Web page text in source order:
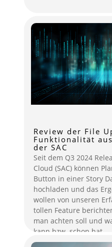
Review der File
Funktionalität
der SAC
Seit dem Q3 2024
Cloud (SAC) können
Button in einer Story
hochladen und das
wollen von unseren
tollen Feature
man achten soll und
kann bzw. schon hat.
mehr lesen